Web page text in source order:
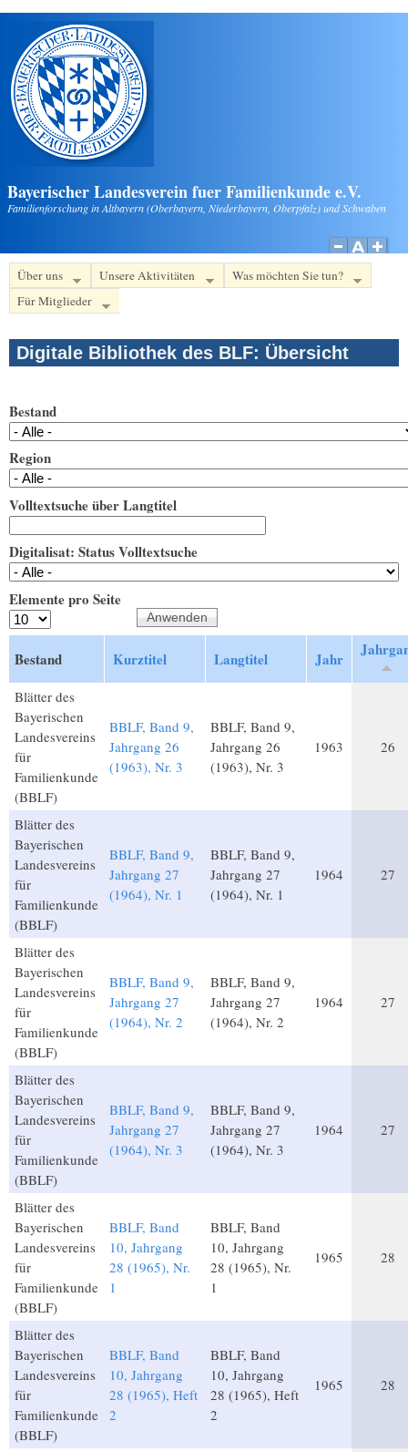
Direkt zum Inhalt
Bayerischer Landesverein fuer Familienkunde e.V.
Familienforschung in Altbayern (Oberbayern, Niederbayern, Oberpfalz) und Schwaben
Über uns Unsere Aktivitäten
Was möchten Sie tun?
Für Mitglieder
Digitale Bibliothek des BLF: Übersicht
Bestand
Region
Volltextsuche über Langtitel
Digitalisat: Status Volltextsuche
Elemente pro Seite
Bestand Kurztitel Langtitel Jahr
Blätter des
Bayerischen
Landesvereins
für
Familienkunde
(BBLF)
BBLF, Band 9,
Jahrgang 26
(1963), Nr. 3
BBLF, Band 9,
Jahrgang 26
(1963), Nr. 3
1963 26
Blätter des
Bayerischen
Landesvereins
für
Familienkunde
(BBLF)
BBLF, Band 9,
Jahrgang 27
(1964), Nr. 1
BBLF, Band 9,
Jahrgang 27
(1964), Nr. 1
1964 27
Blätter des
Bayerischen
Landesvereins
für
Familienkunde
(BBLF)
BBLF, Band 9,
Jahrgang 27
(1964), Nr. 2
BBLF, Band 9,
Jahrgang 27
(1964), Nr. 2
1964 27
Blätter des
Bayerischen
Landesvereins
für
Familienkunde
(BBLF)
BBLF, Band 9,
Jahrgang 27
(1964), Nr. 3
BBLF, Band 9,
Jahrgang 27
(1964), Nr. 3
1964 27
Blätter des
Bayerischen
Landesvereins
für
Familienkunde
(BBLF)
BBLF, Band
10, Jahrgang
28 (1965), Nr.
1
BBLF, Band
10, Jahrgang
28 (1965), Nr.
1
1965 28
Blätter des
Bayerischen
Landesvereins
für
Familienkunde
(BBLF)
BBLF, Band
10, Jahrgang
28 (1965), Heft
2
BBLF, Band
10, Jahrgang
28 (1965), Heft
2
1965 28